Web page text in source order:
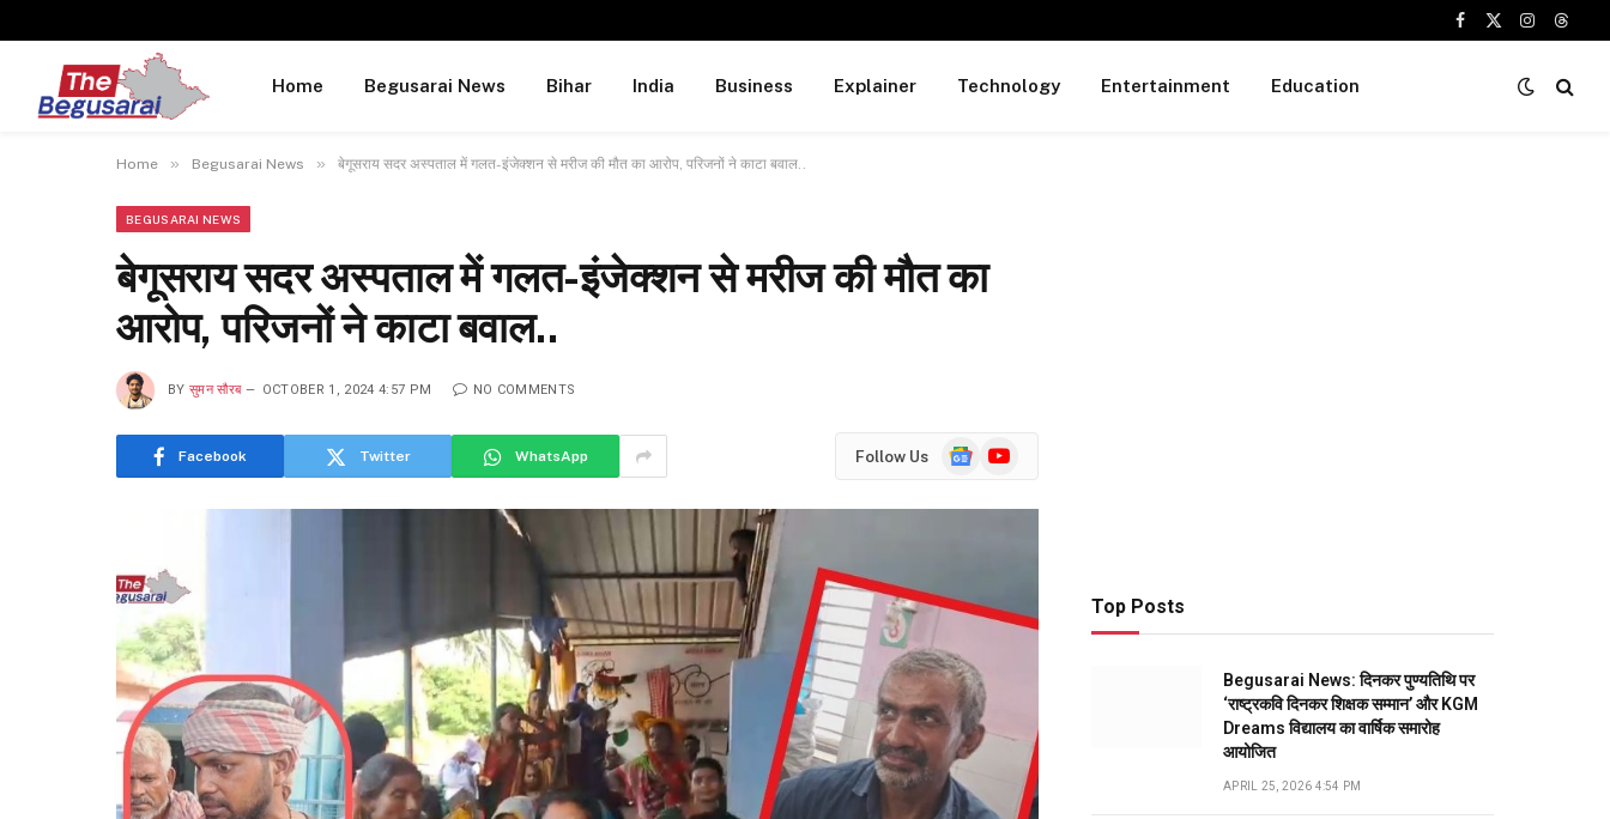
Facebook
X
Instagram
Home Begusarai News Bihar India Business Explainer Technology Entertainment Education
Home » Begusarai News » बेगूसराय सदर अस्पताल में गलत-इंजेक्शन से मरीज की मौत का आरोप, परिजनों ने काटा बवाल..
BEGUSARAI NEWS
बेगूसराय सदर अस्पताल में गलत-इंजेक्शन से मरीज की मौत का
आरोप, परिजनों ने काटा बवाल..
BY सुमन सौरब OCTOBER 1, 2024 4:57 PM NO COMMENTS
Facebook Twitter WhatsApp Follow Us
GoogleYouTube
Top Posts
Begusarai News: दिनकर पुण्यतिथि पर
‘राष्ट्रकवि दिनकर शिक्षक सम्मान’ और KGM
Dreams विद्यालय का वार्षिक समारोह
आयोजित
APRIL 25, 2026 4:54 PM